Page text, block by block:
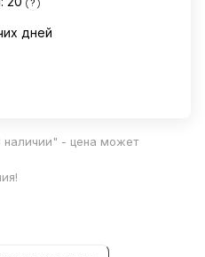
?
дней
наличии" - цена может